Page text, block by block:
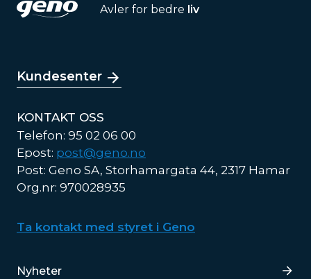
Avler for bedre liv
Kundesenter
KONTAKT OSS
Telefon: 95 02 06 00
Epost: post@geno.no
Post: Geno SA, Storhamargata 44, 2317 Hamar
Org.nr: 970028935
Ta kontakt med styret i Geno
Lenker
Nyheter